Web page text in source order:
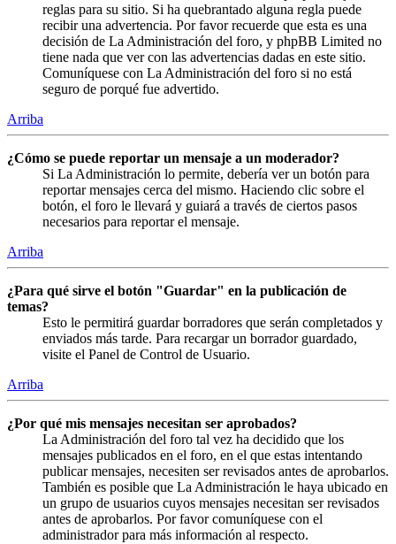
reglas para su sitio. Si ha quebrantado alguna regla puede
recibir una advertencia. Por favor recuerde que esta es una
decisión de La Administración del foro, y phpBB Limited no
tiene nada que ver con las advertencias dadas en este sitio.
Comuníquese con La Administración del foro si no está
seguro de porqué fue advertido.
Arriba
¿Cómo se puede reportar un mensaje a un moderador?
Si La Administración lo permite, debería ver un botón para
reportar mensajes cerca del mismo. Haciendo clic sobre el
botón, el foro le llevará y guiará a través de ciertos pasos
necesarios para reportar el mensaje.
Arriba
¿Para qué sirve el botón "Guardar" en la publicación de
temas?
Esto le permitirá guardar borradores que serán completados y
enviados más tarde. Para recargar un borrador guardado,
visite el Panel de Control de Usuario.
Arriba
¿Por qué mis mensajes necesitan ser aprobados?
La Administración del foro tal vez ha decidido que los
mensajes publicados en el foro, en el que estas intentando
publicar mensajes, necesiten ser revisados antes de aprobarlos.
También es posible que La Administración le haya ubicado en
un grupo de usuarios cuyos mensajes necesitan ser revisados
antes de aprobarlos. Por favor comuníquese con el
administrador para más información al respecto.